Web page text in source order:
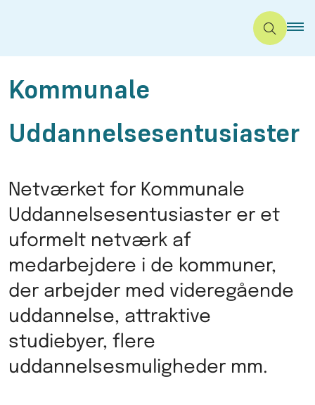
Kommunale
Uddannelsesentusiaster
Netværket for Kommunale
Uddannelsesentusiaster er et
uformelt netværk af
medarbejdere i de kommuner,
der arbejder med videregående
uddannelse, attraktive
studiebyer, flere
uddannelsesmuligheder mm.